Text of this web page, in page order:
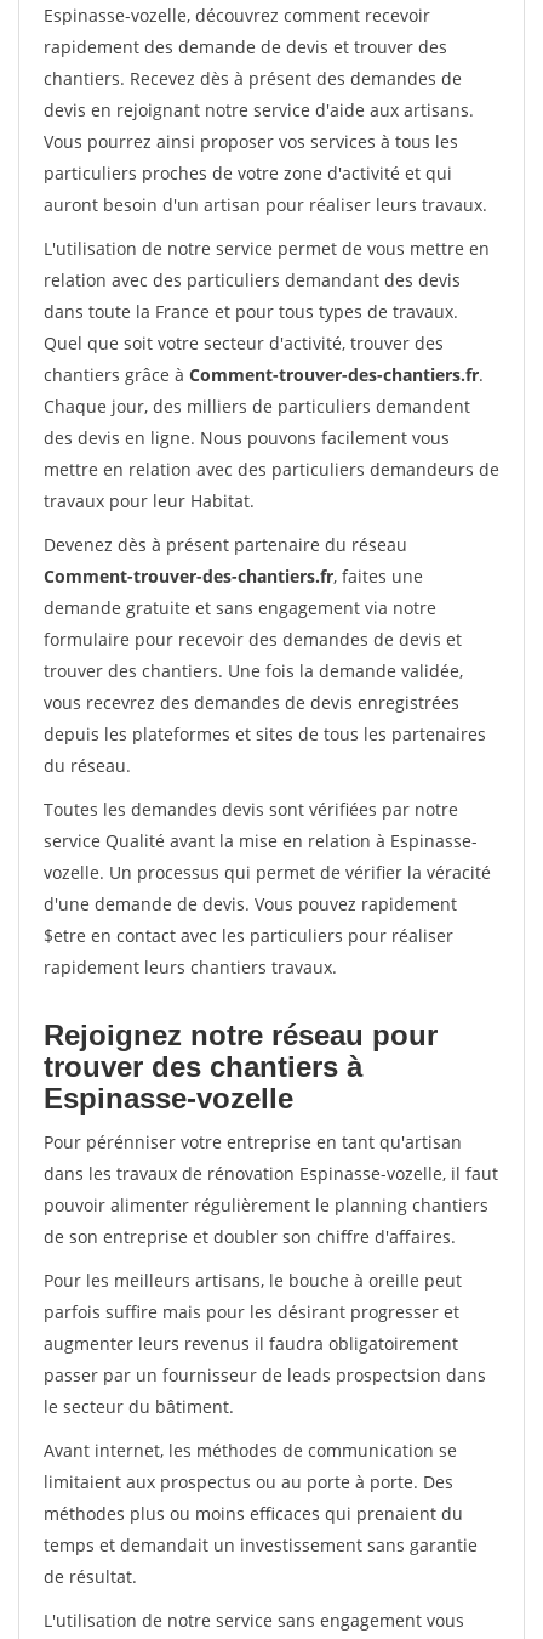
Espinasse-vozelle, découvrez comment recevoir
rapidement des demande de devis et trouver des
chantiers. Recevez dès à présent des demandes de
devis en rejoignant notre service d'aide aux artisans.
Vous pourrez ainsi proposer vos services à tous les
particuliers proches de votre zone d'activité et qui
auront besoin d'un artisan pour réaliser leurs travaux.
L'utilisation de notre service permet de vous mettre en
relation avec des particuliers demandant des devis
dans toute la France et pour tous types de travaux.
Quel que soit votre secteur d'activité, trouver des
chantiers grâce à Comment-trouver-des-chantiers.fr.
Chaque jour, des milliers de particuliers demandent
des devis en ligne. Nous pouvons facilement vous
mettre en relation avec des particuliers demandeurs de
travaux pour leur Habitat.
Devenez dès à présent partenaire du réseau
Comment-trouver-des-chantiers.fr, faites une
demande gratuite et sans engagement via notre
formulaire pour recevoir des demandes de devis et
trouver des chantiers. Une fois la demande validée,
vous recevrez des demandes de devis enregistrées
depuis les plateformes et sites de tous les partenaires
du réseau.
Toutes les demandes devis sont vérifiées par notre
service Qualité avant la mise en relation à Espinasse-
vozelle. Un processus qui permet de vérifier la véracité
d'une demande de devis. Vous pouvez rapidement
$etre en contact avec les particuliers pour réaliser
rapidement leurs chantiers travaux.
Rejoignez notre réseau pour
trouver des chantiers à
Espinasse-vozelle
Pour pérénniser votre entreprise en tant qu'artisan
dans les travaux de rénovation Espinasse-vozelle, il faut
pouvoir alimenter régulièrement le planning chantiers
de son entreprise et doubler son chiffre d'affaires.
Pour les meilleurs artisans, le bouche à oreille peut
parfois suffire mais pour les désirant progresser et
augmenter leurs revenus il faudra obligatoirement
passer par un fournisseur de leads prospectsion dans
le secteur du bâtiment.
Avant internet, les méthodes de communication se
limitaient aux prospectus ou au porte à porte. Des
méthodes plus ou moins efficaces qui prenaient du
temps et demandait un investissement sans garantie
de résultat.
L'utilisation de notre service sans engagement vous